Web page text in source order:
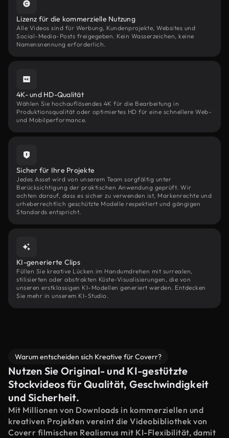
Lizenz für die kommerzielle Nutzung
Alle Videos sind für Werbung, Kundenprojekte, Websites und
Social-Media-Posts freigegeben. Kein Wasserzeichen, keine
Namensnennung erforderlich.
4K- und HD-Qualität
Wählen Sie hochauflösendes 4K für die Bearbeitung in
Produktionsqualität oder optimiertes HD für eine schnellere Web-
und Mobilperformance.
Sicher für Ihre Projekte
Jedes Asset wird von unserem Team sorgfältig unter
Berücksichtigung der praktischen Anwendung geprüft. Wir
achten darauf, dass es sicher zu verwenden ist, Markenrechte und
urheberrechtlich geschützte Modelle respektiert und gängigen
Standards entspricht.
KI-generierte Clips
Füllen Sie kreative Lücken im Handumdrehen mit surrealen,
stilisierten oder abstrakten Küste-Visualisierungen, die von
unseren erstklassigen KI-Modellen generiert werden. Entdecken
Sie mehr in unserem KI-Studio.
Warum entscheiden sich Kreative für Coverr?
Nutzen Sie Original- und KI-gestützte
Stockvideos für Qualität, Geschwindigkeit
und Sicherheit.
Mit Millionen von Downloads in kommerziellen und
kreativen Projekten vereint die Videobibliothek von
Coverr filmischen Realismus mit KI-Flexibilität, damit